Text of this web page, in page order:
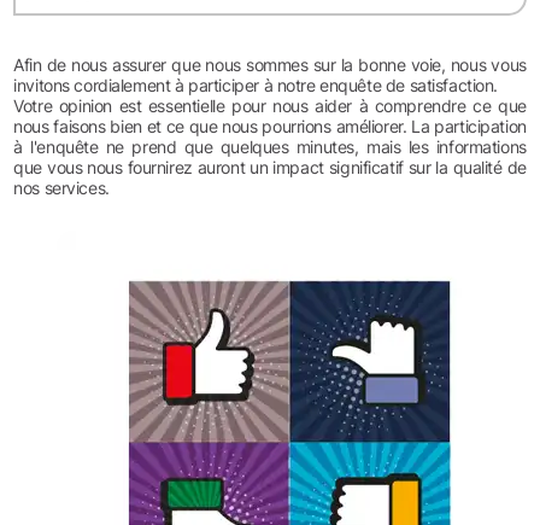
Afin de nous assurer que nous sommes sur la bonne voie, nous vous
invitons cordialement à participer à notre enquête de satisfaction.
Votre opinion est essentielle pour nous aider à comprendre ce que
nous faisons bien et ce que nous pourrions améliorer. La participation
à l'enquête ne prend que quelques minutes, mais les informations
que vous nous fournirez auront un impact significatif sur la qualité de
nos services.